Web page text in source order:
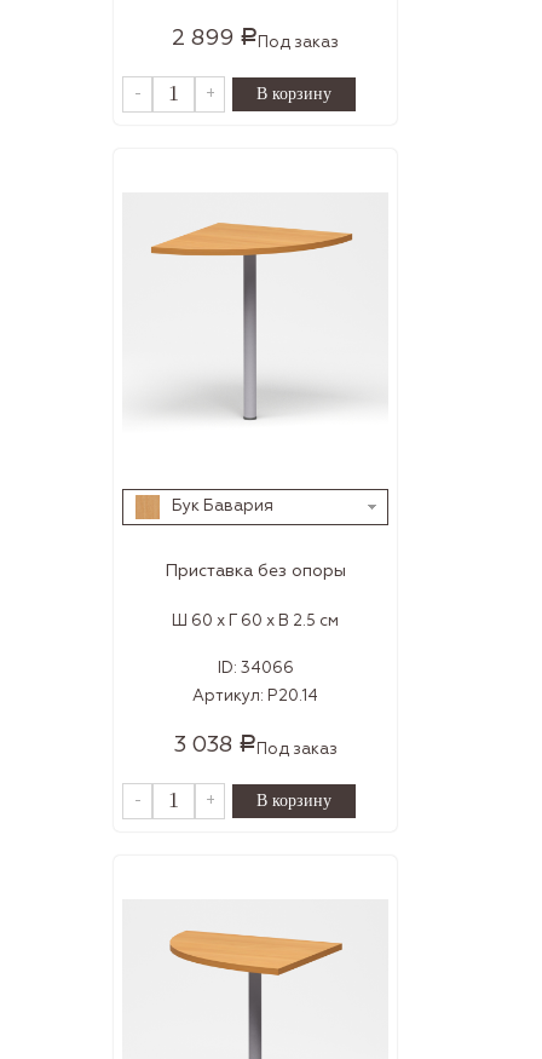
2 899 РПод заказ
- +
Бук Бавария
Приставка без опоры
Ш 60 x Г 60 x В 2.5 см
ID: 34066
Артикул: Р20.14
3 038 РПод заказ
- +